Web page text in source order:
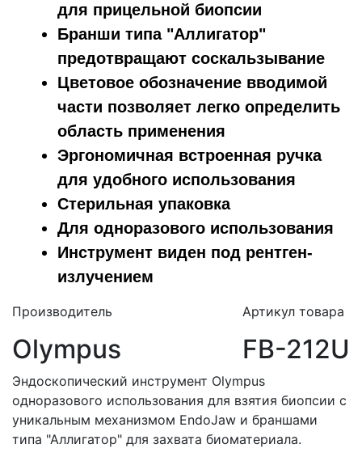
для прицельной биопсии
Бранши типа "Аллигатор"
предотвращают соскальзывание
Цветовое обозначение вводимой
части позволяет легко определить
область применения
Эргономичная встроенная ручка
для удобного использования
Стерильная упаковка
Для одноразового использования
Инструмент виден под рентген-
излучением
Производитель
Olympus
Артикул товара
FB-212U
Эндоскопический инструмент Olympus
одноразового использования для взятия биопсии с
уникальным механизмом EndoJaw и браншами
типа "Аллигатор" для захвата биоматериала.